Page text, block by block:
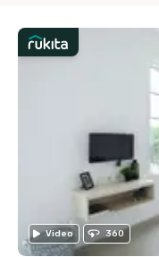
Video 360